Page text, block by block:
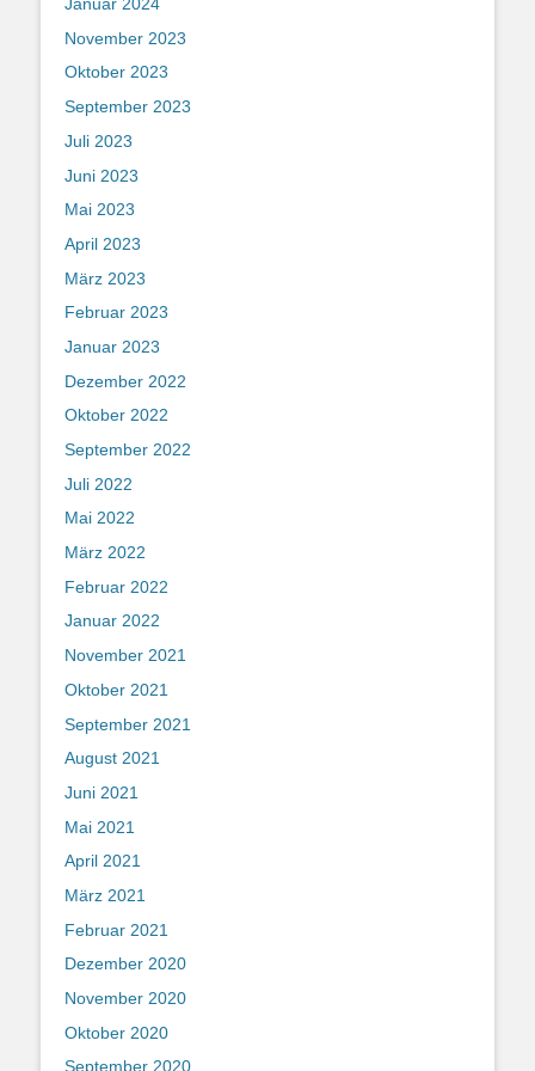
November 2023
Oktober 2023
September 2023
Juli 2023
Juni 2023
Mai 2023
April 2023
März 2023
Februar 2023
Januar 2023
Dezember 2022
Oktober 2022
September 2022
Juli 2022
Mai 2022
März 2022
Februar 2022
Januar 2022
November 2021
Oktober 2021
September 2021
August 2021
Juni 2021
Mai 2021
April 2021
März 2021
Februar 2021
Dezember 2020
November 2020
Oktober 2020
September 2020